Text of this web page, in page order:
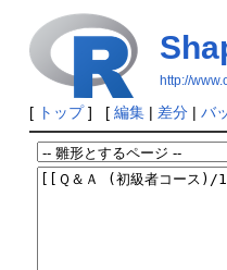
http://
[ トップ] [ 編集| 差分| バ